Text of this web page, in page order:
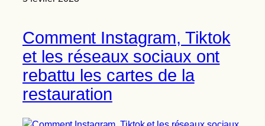
Comment Instagram, Tiktok
et les réseaux sociaux ont
rebattu les cartes de la
restauration